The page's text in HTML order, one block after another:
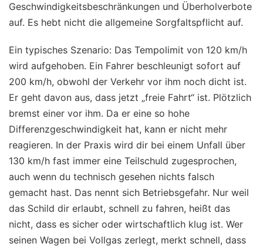
Geschwindigkeitsbeschränkungen und Überholverbote
auf. Es hebt nicht die allgemeine Sorgfaltspflicht auf.
Ein typisches Szenario: Das Tempolimit von 120 km/h
wird aufgehoben. Ein Fahrer beschleunigt sofort auf
200 km/h, obwohl der Verkehr vor ihm noch dicht ist.
Er geht davon aus, dass jetzt „freie Fahrt“ ist. Plötzlich
bremst einer vor ihm. Da er eine so hohe
Differenzgeschwindigkeit hat, kann er nicht mehr
reagieren. In der Praxis wird dir bei einem Unfall über
130 km/h fast immer eine Teilschuld zugesprochen,
auch wenn du technisch gesehen nichts falsch
gemacht hast. Das nennt sich Betriebsgefahr. Nur weil
das Schild dir erlaubt, schnell zu fahren, heißt das
nicht, dass es sicher oder wirtschaftlich klug ist. Wer
seinen Wagen bei Vollgas zerlegt, merkt schnell, dass